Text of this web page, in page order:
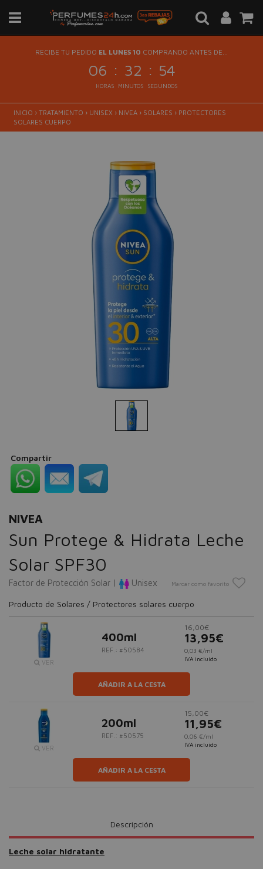
RECIBE TU PEDIDO EL LUNES 10 COMPRANDO ANTES DE...
06 : 32 : 54
HORAS MINUTOS SEGUNDOS
INICIO › TRATAMIENTO › UNISEX › NIVEA › SOLARES › PROTECTORES
SOLARES CUERPO
Compartir
NIVEA
Sun Protege & Hidrata Leche
Solar SPF30
Factor de Protección Solar | Unisex Marcar como favorito
Producto de Solares / Protectores solares cuerpo
VER
400ml
REF.: #50584
16,00€
13,95€
0,03 €/ml
IVA incluido
AÑADIR A LA CESTA
VER
200ml
REF.: #50575
15,00€
11,95€
0,06 €/ml
IVA incluido
AÑADIR A LA CESTA
Descripción
Leche solar hidratante